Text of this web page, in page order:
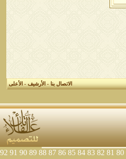
الاتصال بنا-الأرشيف-الأعلى
80
81
82
83
84
85
86
87
88
89
90
91
92